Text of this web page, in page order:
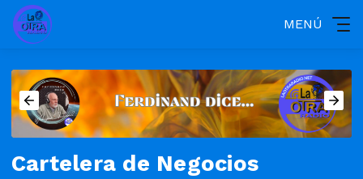
MENÚ
Cartelera de Negocios